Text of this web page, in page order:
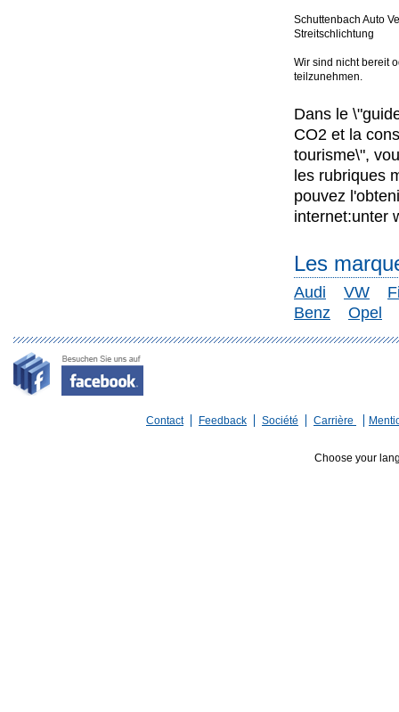
Schuttenbach Auto
Streitschlichtung
Wir sind nicht bereit
teilzunehmen.
Dans le
CO2 et la
tourisme\",
les rubriques
pouvez
internet:unter
Les
Audi VW
Benz
Opel
Contact Feedback Société Carrière
Choose your